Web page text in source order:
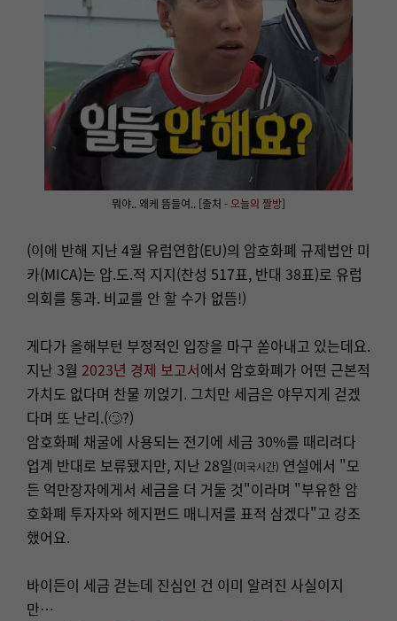
뭐야.. 왜케 뜸들여.. [출처 -오늘의 짤방]
(이에 반해 지난 4월 유럽연합(EU)의 암호화폐 규제법안 미
카(MICA)는 압.도.적 지지(찬성 517표, 반대 38표)로 유럽
의회를 통과. 비교를 안 할 수가 없뜸!)
게다가 올해부턴 부정적인 입장을 마구 쏟아내고 있는데요.
지난 3월 2023년 경제 보고서에서 암호화폐가 어떤 근본적
가치도 없다며 찬물 끼얹기. 그치만 세금은 야무지게 걷겠
다며 또 난리.(🙄?)
암호화폐 채굴에 사용되는 전기에 세금 30%를 때리려다
업계 반대로 보류됐지만, 지난 28일(미국시간) 연설에서 "모
든 억만장자에게서 세금을 더 거둘 것"이라며 "부유한 암
호화폐 투자자와 헤지펀드 매니저를 표적 삼겠다"고 강조
했어요.
바이든이 세금 걷는데 진심인 건 이미 알려진 사실이지
만…